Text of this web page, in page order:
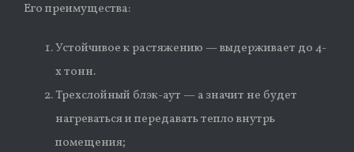
Его преимущества:
Устойчивое к растяжению — выдерживает до 4-
х тонн.
Трехслойный блэк-аут — а значит не будет
нагреваться и передавать тепло внутрь
помещения;